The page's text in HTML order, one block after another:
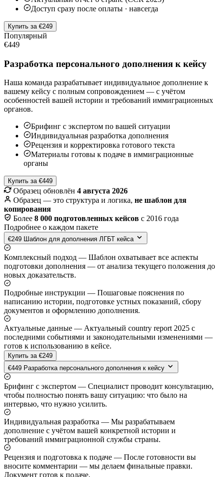
Доступ сразу после оплаты · навсегда
Купить за €249
Популярный
€449
Разработка персонального дополнения к кейсу
Наша команда разрабатывает индивидуальное дополнение к
вашему кейсу с полным сопровождением — с учётом
особенностей вашей истории и требований иммиграционных
органов.
Брифинг с экспертом по вашей ситуации
Индивидуальная разработка дополнения
Рецензия и корректировка готового текста
Материалы готовы к подаче в иммиграционные
органы
Купить за €449
Образец обновлён 4 августа 2026
Образец — это структура и логика, не шаблон для
копирования
Более 8 000 подготовленных кейсов с 2016 года
Подробнее о каждом пакете
€249 Шаблон для дополнения ЛГБТ кейса
Комплексный подход — Шаблон охватывает все аспекты
подготовки дополнения — от анализа текущего положения до
новых доказательств.
Подробные инструкции — Пошаговые пояснения по
написанию истории, подготовке устных показаний, сбору
документов и оформлению дополнения.
Актуальные данные — Актуальный country report 2025 с
последними событиями и законодательными изменениями —
готов к использованию в кейсе.
Купить за €249
€449 Разработка персонального дополнения к кейсу
Брифинг с экспертом — Специалист проводит консультацию,
чтобы полностью понять вашу ситуацию: что было на
интервью, что нужно усилить.
Индивидуальная разработка — Мы разрабатываем
дополнение с учётом вашей конкретной истории и
требований иммиграционной службы страны.
Рецензия и подготовка к подаче — После готовности вы
вносите комментарии — мы делаем финальные правки.
Документ готов к подаче.